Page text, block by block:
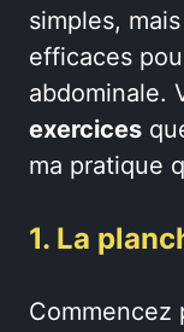
simples,
efficaces
abdominale.
exercices
ma pratique
1. La
Commencez